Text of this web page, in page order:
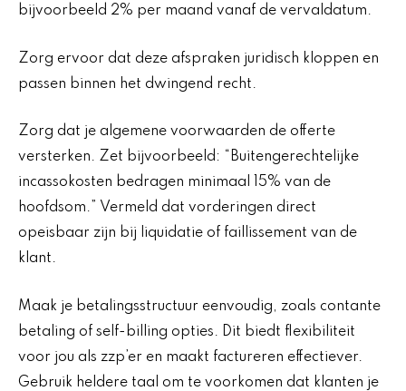
bijvoorbeeld 2% per maand vanaf de vervaldatum.
Zorg ervoor dat deze afspraken juridisch kloppen en
passen binnen het dwingend recht.
Zorg dat je algemene voorwaarden de offerte
versterken. Zet bijvoorbeeld: “Buitengerechtelijke
incassokosten bedragen minimaal 15% van de
hoofdsom.” Vermeld dat vorderingen direct
opeisbaar zijn bij liquidatie of faillissement van de
klant.
Maak je betalingsstructuur eenvoudig, zoals contante
betaling of self-billing opties. Dit biedt flexibiliteit
voor jou als zzp’er en maakt factureren effectiever.
Gebruik heldere taal om te voorkomen dat klanten je